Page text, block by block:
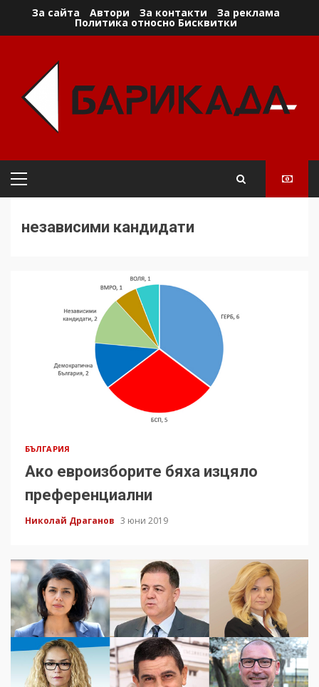
За сайта Автори За контакти За реклама
Политика относно Бисквитки
Primary
независими кандидати
БЪЛГАРИЯ
Ако евроизборите бяха изцяло
преференциални
Николай Драганов 3 юни 2019